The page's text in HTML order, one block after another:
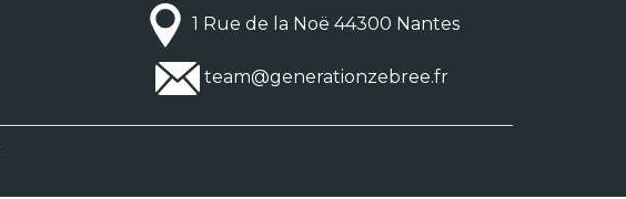
1 Rue de la Noë 44300 Nantes
team@generationzebree.fr